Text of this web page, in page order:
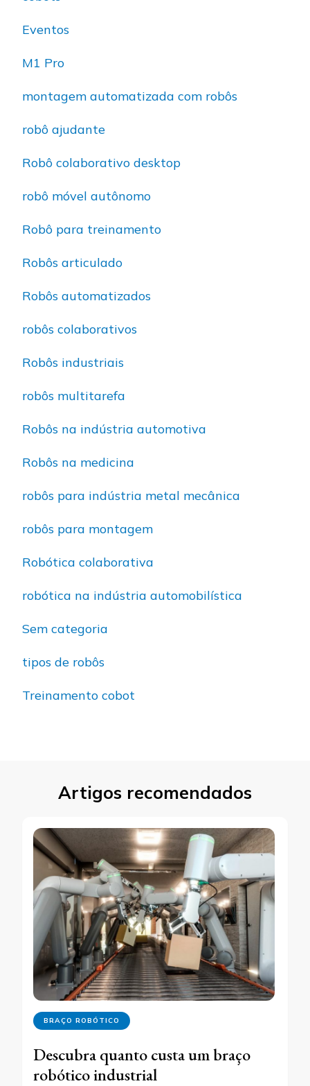
Eventos
M1 Pro
montagem automatizada com robôs
robô ajudante
Robô colaborativo desktop
robô móvel autônomo
Robô para treinamento
Robôs articulado
Robôs automatizados
robôs colaborativos
Robôs industriais
robôs multitarefa
Robôs na indústria automotiva
Robôs na medicina
robôs para indústria metal mecânica
robôs para montagem
Robótica colaborativa
robótica na indústria automobilística
Sem categoria
tipos de robôs
Treinamento cobot
Artigos recomendados
BRAÇO ROBÓTICO
Descubra quanto custa um braço
robótico industrial